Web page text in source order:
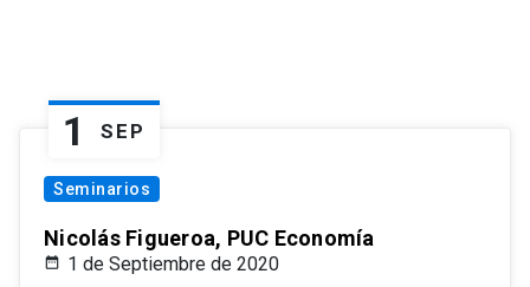
1 SEP
Seminarios
Nicolás Figueroa, PUC Economía
1 de Septiembre de 2020